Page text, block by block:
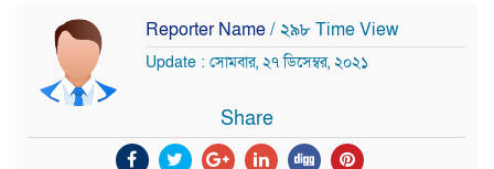
Reporter Name/ ২৯৮ Time View
Update : সোমবার, ২৭ ডিসেম্বর, ২০২১
Share